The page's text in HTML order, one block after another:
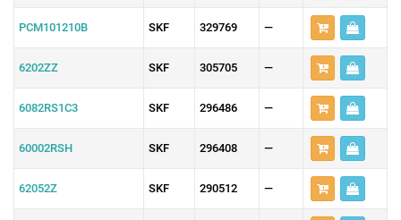
PCM101210B SKF 329769 —
6202ZZ SKF 305705 —
6082RS1C3 SKF 296486 —
60002RSH SKF 296408 —
62052Z SKF 290512 —